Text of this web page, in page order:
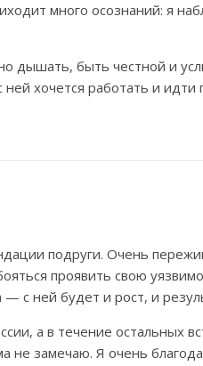
много осознаний: я
дышать, быть честной и
хочется работать и идти
подруги. Очень
проявить свою
с ней будет и рост, и
а в течение остальных
не замечаю. Я очень